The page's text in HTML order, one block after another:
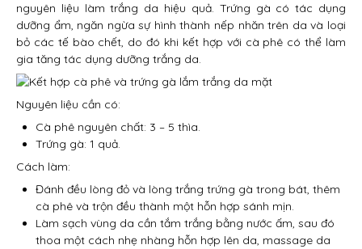
nguyên liệu làm trắng da hiệu quả. Trứng gà có tác dụng
dưỡng ẩm, ngăn ngừa sự hình thành nếp nhăn trên da và loại
bỏ các tế bào chết, do đó khi kết hợp với cà phê có thể làm
gia tăng tác dụng dưỡng trắng da.
Nguyên liệu cần có:
Cà phê nguyên chất: 3 – 5 thìa.
Trứng gà: 1 quả.
Cách làm:
Đánh đều lòng đỏ và lòng trắng trứng gà trong bát, thêm
cà phê và trộn đều thành một hỗn hợp sánh mịn.
Làm sạch vùng da cần tắm trắng bằng nước ấm, sau đó
thoa một cách nhẹ nhàng hỗn hợp lên da, massage da